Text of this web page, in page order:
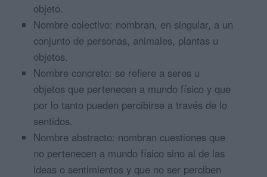
objeto.
Nombre colectivo: nombran, en singular, a un
conjunto de personas, animales, plantas u
objetos.
Nombre concreto: se refiere a seres u
objetos que pertenecen a mundo físico y que
por lo tanto pueden percibirse a través de lo
sentidos.
Nombre abstracto: nombran cuestiones que
no pertenecen a mundo físico sino al de las
ideas o sentimientos y que no ser perciben